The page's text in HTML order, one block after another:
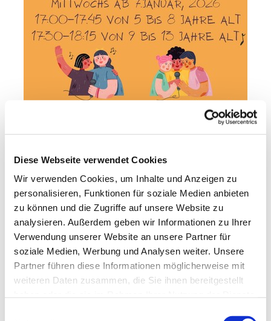
Diese Webseite verwendet Cookies
Wir verwenden Cookies, um Inhalte und Anzeigen zu
personalisieren, Funktionen für soziale Medien anbieten
zu können und die Zugriffe auf unsere Website zu
analysieren. Außerdem geben wir Informationen zu Ihrer
Verwendung unserer Website an unsere Partner für
soziale Medien, Werbung und Analysen weiter. Unsere
Partner führen diese Informationen möglicherweise mit
weiteren Daten zusammen, die Sie ihnen bereitgestellt